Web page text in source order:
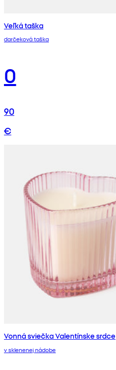
Veľká taška
darčeková taška
0
90
€
Vonná sviečka Valentínske srdce
v sklenenej nádobe